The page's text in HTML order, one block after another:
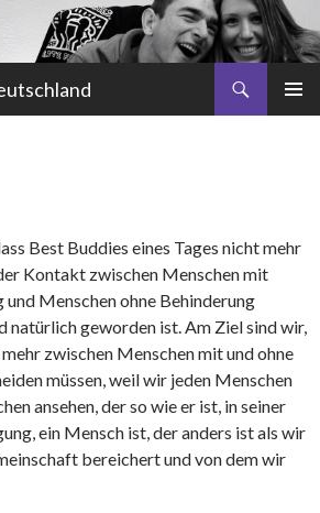
Best Buddies eines Tages nicht mehr
Kontakt zwischen Menschen mit
Menschen ohne Behinderung
natürlich geworden ist. Am Ziel sind wir,
zwischen Menschen mit und ohne
müssen, weil wir jeden Menschen
ansehen, der so wie er ist, in seiner
ein Mensch ist, der anders ist als wir
bereichert und von dem wir